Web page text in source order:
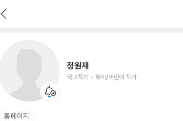
정원재
국내작가 유아/어린이 작가
홈페이지